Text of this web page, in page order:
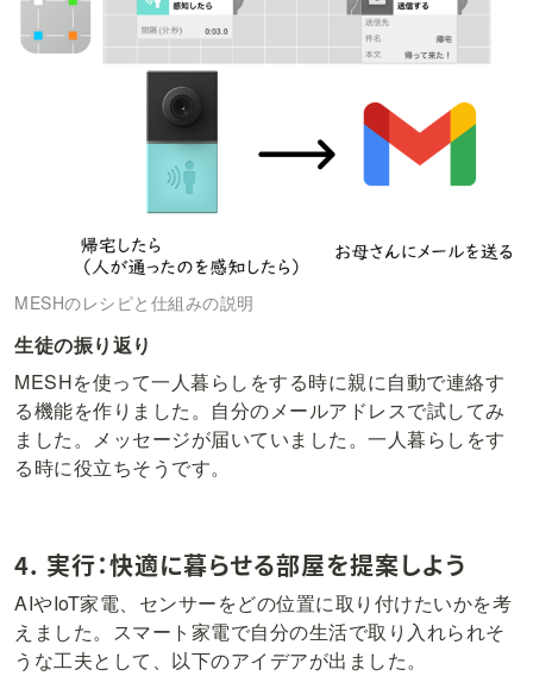
MESHのレシピと仕組みの説明
生徒の振り返り
MESHを使って一人暮らしをする時に親に自動で連絡す
る機能を作りました。自分のメールアドレスで試してみ
ました。メッセージが届いていました。一人暮らしをす
る時に役立ちそうです。
4. 実行：快適に暮らせる部屋を提案しよう
AIやIoT家電、センサーをどの位置に取り付けたいかを考
えました。スマート家電で自分の生活で取り入れられそ
うな工夫として、以下のアイデアが出ました。